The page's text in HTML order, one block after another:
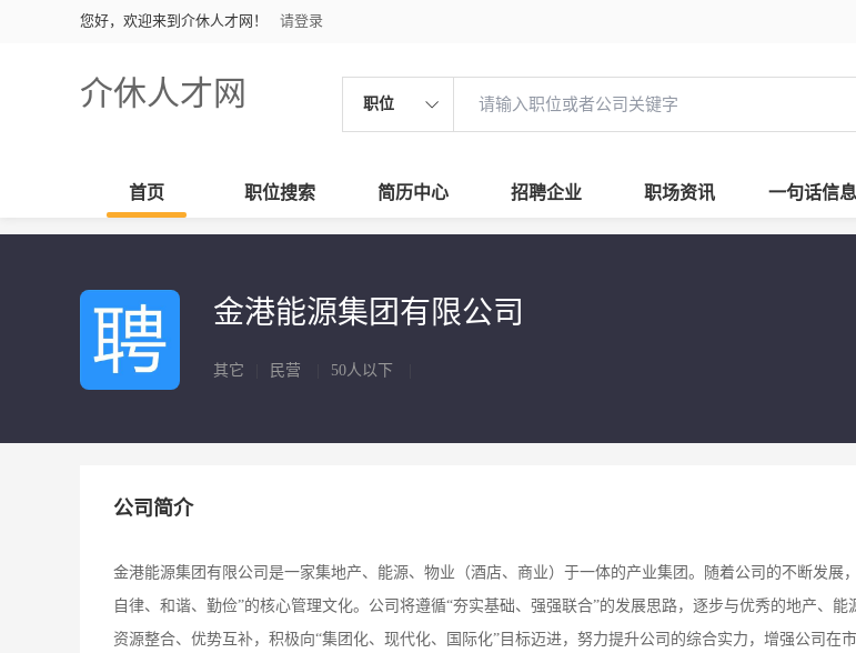
您好，欢迎来到介休人才网！ 请登录
介休人才网 职位
首页 职位搜索 简历中心 招聘企业 职场资讯 一句话信息
金港能源集团有限公司
其它 民营 50人以下
公司简介
金港能源集团有限公司是一家集地产、能源、物业（酒店、商业）于一体的产业集团。随着公司的不断发展
自律、和谐、勤俭”的核心管理文化。公司将遵循“夯实基础、强强联合”的发展思路，逐步与优秀的地产、能
资源整合、优势互补，积极向“集团化、现代化、国际化”目标迈进，努力提升公司的综合实力，增强公司在